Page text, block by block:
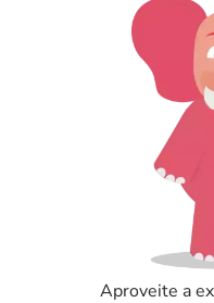
Aproveite a